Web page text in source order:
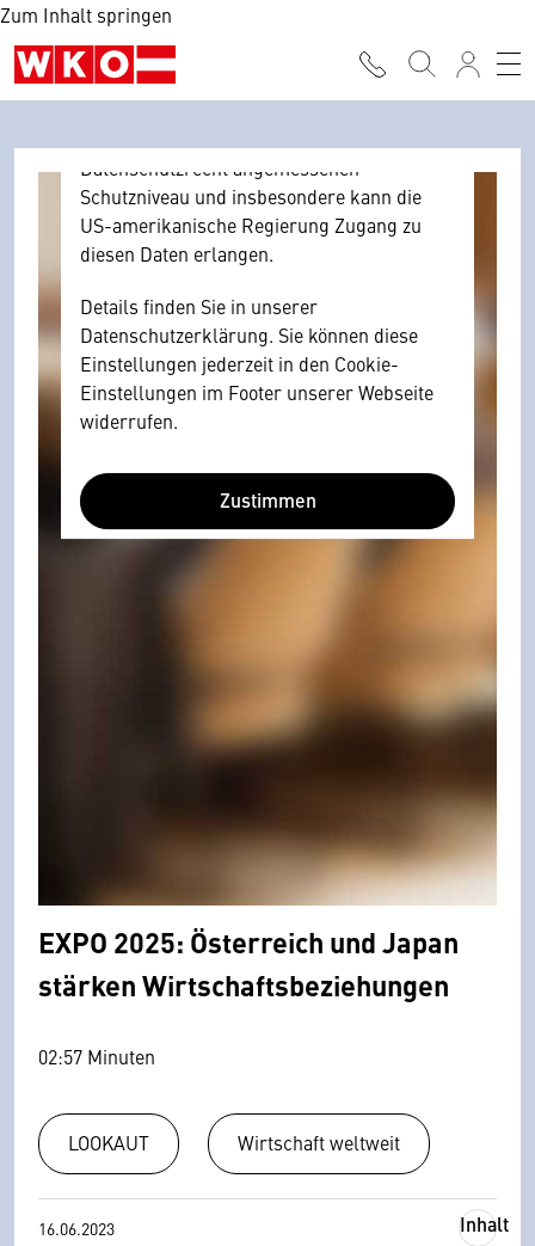
Zum Inhalt springen
Browser personenbezogene technische
Daten zu Geräten und Nutzerverhalten
mitunter mit US-amerikanischen Anbietern
Datenschutzrecht angemessenen
Schutzniveau und insbesondere kann die
US-amerikanische Regierung Zugang zu
diesen Daten erlangen.
Details finden Sie in unserer
Datenschutzerklärung. Sie können diese
Einstellungen jederzeit in den Cookie-
Einstellungen im Footer unserer Webseite
widerrufen.
Zustimmen
EXPO 2025: Österreich und Japan
stärken Wirtschaftsbeziehungen
02:57 Minuten
LOOKAUT Wirtschaft weltweit
16.06.2023
Inhalt